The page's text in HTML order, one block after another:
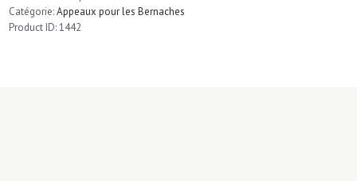
Catégorie:Appeaux pour les Bernaches
Product ID:1442